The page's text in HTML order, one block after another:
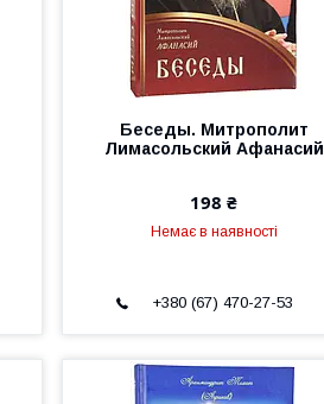
Беседы. Митрополит
Лимасольский Афанасий
198 ₴
Немає в наявності
+380 (67) 470-27-53